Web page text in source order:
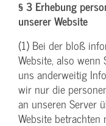
§ 3 Erhebung
unserer Website
(1) Bei der bloß
Website, also
uns anderweitig
wir nur die
an unseren Server
Website